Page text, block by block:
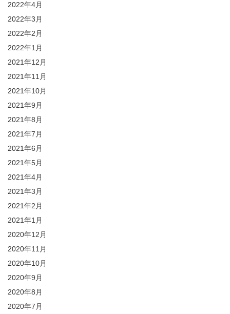
2022年4月
2022年3月
2022年2月
2022年1月
2021年12月
2021年11月
2021年10月
2021年9月
2021年8月
2021年7月
2021年6月
2021年5月
2021年4月
2021年3月
2021年2月
2021年1月
2020年12月
2020年11月
2020年10月
2020年9月
2020年8月
2020年7月